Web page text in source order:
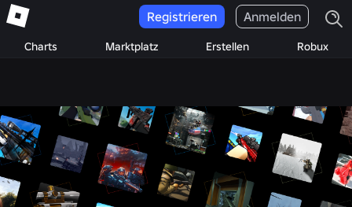
Charts Marktplatz Erstellen Robux
Registrieren Anmelden